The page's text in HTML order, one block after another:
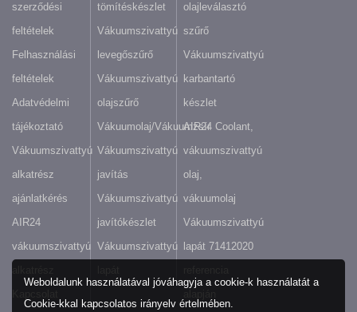
szerződési
feltételek
Felhasználási
feltételek
Adatvédelmi
tájékoztató
Vákuumszivattyú
alkatrész
ajánlatkérés
AIR24
vákuumszivattyú
tömítéskészlet
Vákuumszivattyú
levegőszűrő
Vákuumszivattyú
olajszűrő
Vákuumolaj/Vákuumzsír
Vákuumszivattyú
javítás
Vákuumszivattyú
javítókészlet
Vákuumszivattyú
olajleválasztó
szűrő
Vákuumszivattyú
karbantartó
készlet
AIR24 Coolant,
vákuumszivattyú
olaj,
vákuumolaj
Vákuumszivattyú
lapát 71412020
Weboldalunk használatával jóváhagyja a cookie-k használatát a
Cookie-kkal kapcsolatos irányelv értelmében.